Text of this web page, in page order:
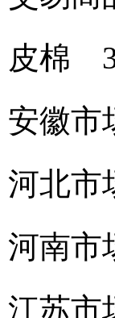
皮棉
安徽市
河北市
河南市
江苏市